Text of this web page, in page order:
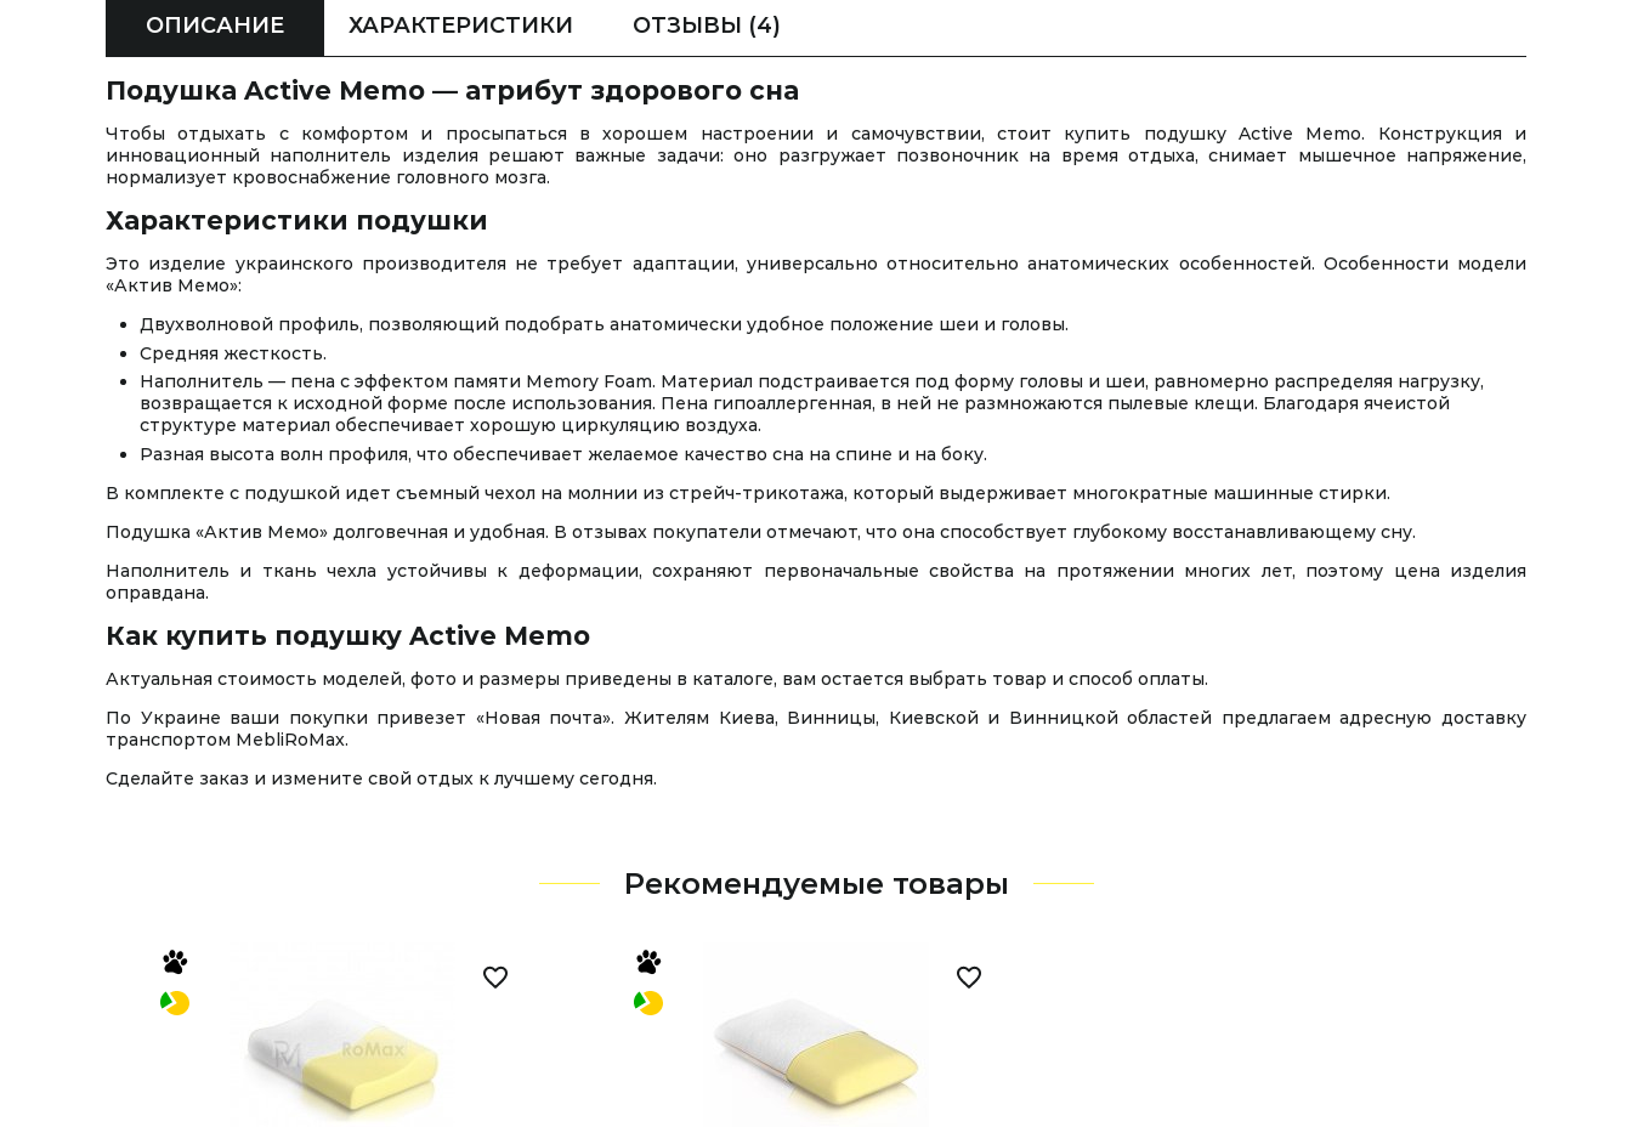
ОПИСАНИЕ ХАРАКТЕРИСТИКИ ОТЗЫВЫ (4)
Подушка Active Memo — атрибут здорового сна
Чтобы отдыхать с комфортом и просыпаться в хорошем настроении и самочувствии, стоит купить подушку Active Memo. Конструкция и
инновационный наполнитель изделия решают важные задачи: оно разгружает позвоночник на время отдыха, снимает мышечное напряжение,
нормализует кровоснабжение головного мозга.
Характеристики подушки
Это изделие украинского производителя не требует адаптации, универсально относительно анатомических особенностей. Особенности модели
«Актив Мемо»:
Двухволновой профиль, позволяющий подобрать анатомически удобное положение шеи и головы.
Средняя жесткость.
Наполнитель — пена с эффектом памяти Memory Foam. Материал подстраивается под форму головы и шеи, равномерно распределяя нагрузку,
возвращается к исходной форме после использования. Пена гипоаллергенная, в ней не размножаются пылевые клещи. Благодаря ячеистой
структуре материал обеспечивает хорошую циркуляцию воздуха.
Разная высота волн профиля, что обеспечивает желаемое качество сна на спине и на боку.
В комплекте с подушкой идет съемный чехол на молнии из стрейч-трикотажа, который выдерживает многократные машинные стирки.
Подушка «Актив Мемо» долговечная и удобная. В отзывах покупатели отмечают, что она способствует глубокому восстанавливающему сну.
Наполнитель и ткань чехла устойчивы к деформации, сохраняют первоначальные свойства на протяжении многих лет, поэтому цена изделия
оправдана.
Как купить подушку Active Memo
Актуальная стоимость моделей, фото и размеры приведены в каталоге, вам остается выбрать товар и способ оплаты.
По Украине ваши покупки привезет «Новая почта». Жителям Киева, Винницы, Киевской и Винницкой областей предлагаем адресную доставку
транспортом MebliRoMax.
Сделайте заказ и измените свой отдых к лучшему сегодня.
Рекомендуемые товары